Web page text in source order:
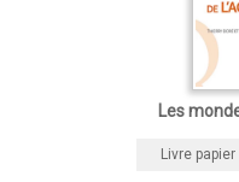
Les
Livre papier